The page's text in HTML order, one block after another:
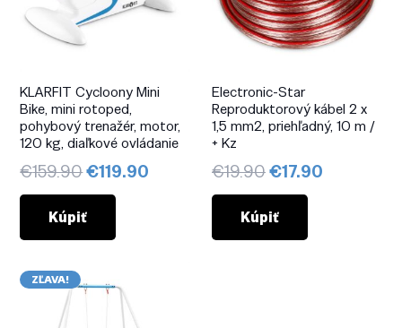
KLARFIT Cycloony Mini
Bike, mini rotoped,
pohybový trenažér, motor,
120 kg, diaľkové ovládanie
€159.90Pôvodná
cena
bola:
€159.90.
€119.90 Aktuálna
€119.90.
Kúpiť
Electronic-Star
Reproduktorový kábel 2 x
1,5 mm2, priehľadný, 10 m /
+ Kz
€19.90Pôvodná
cena
bola:
€19.90.
€17.90
Kúpiť
ZĽAVA!